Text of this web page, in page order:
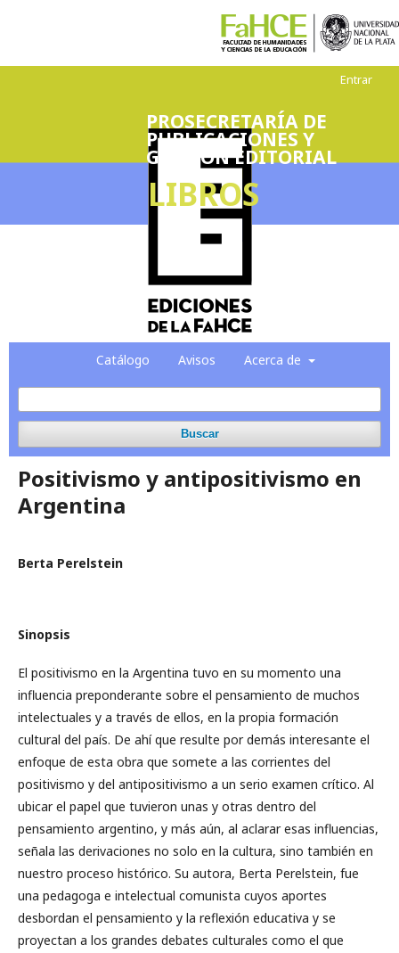
PROSECRETARÍA DE
PUBLICACIONES Y
GESTIÓN EDITORIAL
LIBROS
Catálogo Avisos Acerca de
Buscar
Entrar
Positivismo y antipositivismo en
Argentina
Berta Perelstein
Sinopsis
El positivismo en la Argentina tuvo en su momento una
influencia preponderante sobre el pensamiento de muchos
intelectuales y a través de ellos, en la propia formación
cultural del país. De ahí que resulte por demás interesante el
enfoque de esta obra que somete a las corrientes del
positivismo y del antipositivismo a un serio examen crítico. Al
ubicar el papel que tuvieron unas y otras dentro del
pensamiento argentino, y más aún, al aclarar esas influencias,
señala las derivaciones no solo en la cultura, sino también en
nuestro proceso histórico. Su autora, Berta Perelstein, fue
una pedagoga e intelectual comunista cuyos aportes
desbordan el pensamiento y la reflexión educativa y se
proyectan a los grandes debates culturales como el que